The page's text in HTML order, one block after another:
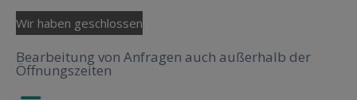
Wir haben geschlossen
Bearbeitung von Anfragen auch außerhalb der
Öffnungszeiten